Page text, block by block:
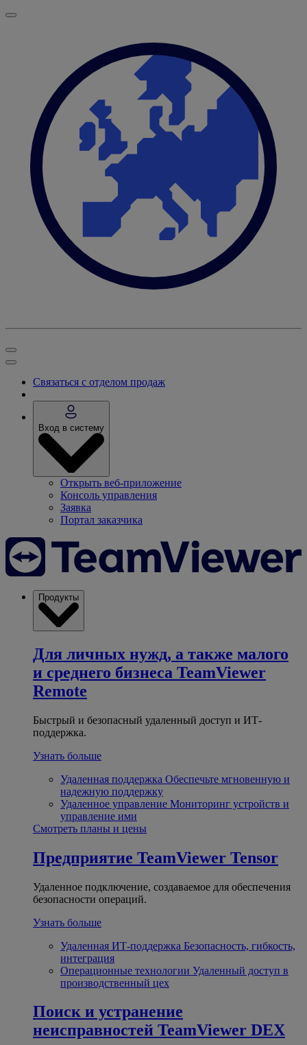
Связаться с отделом продаж
Вход в систему
Открыть веб-приложение
Консоль управления
Заявка
Портал заказчика
Продукты
Для личных нужд, а также малого
и среднего бизнеса TeamViewer
Remote
Быстрый и безопасный удаленный доступ и ИТ-
поддержка.
Узнать больше
Удаленная поддержка Обеспечьте мгновенную и
надежную поддержку
Удаленное управление Мониторинг устройств и
управление ими
Смотреть планы и цены
Предприятие TeamViewer Tensor
Удаленное подключение, создаваемое для обеспечения
безопасности операций.
Узнать больше
Удаленная ИТ-поддержка Безопасность, гибкость,
интеграция
Операционные технологии Удаленный доступ в
производственный цех
Поиск и устранение
неисправностей TeamViewer DEX